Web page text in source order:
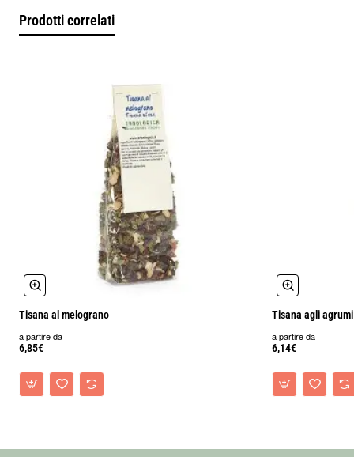
Prodotti correlati
Tisana al melograno
a partire da
6,85€
Tisana agli agrumi
a partire da
6,14€